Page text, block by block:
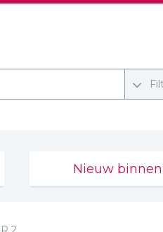
Nieuw binnen